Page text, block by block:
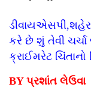
કરે છે શું તેવી
ક્રાઈમરેટ ચિંતાનો
BY પ્રશાંત લેઉવા